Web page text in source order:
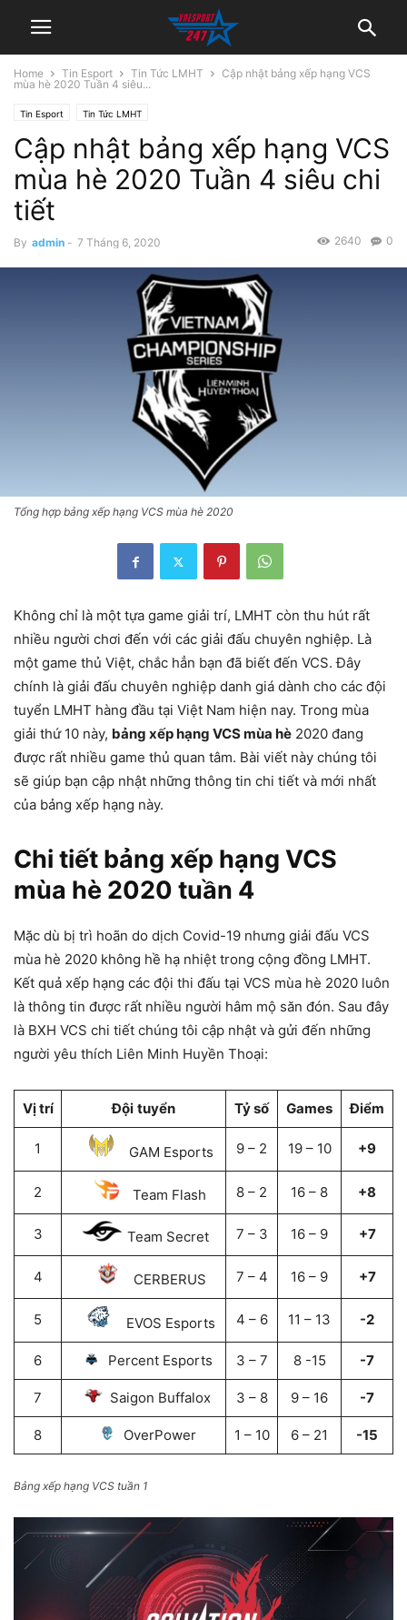
Home Tin Esport Tin Tức LMHT
Cập nhật bảng xếp hạng VCS
mùa hè 2020 Tuần 4 siêu...
Tin Esport Tin Tức LMHT
Cập nhật bảng xếp hạng VCS
mùa hè 2020 Tuần 4 siêu chi
tiết
By admin - 7 Tháng 6, 2020 0
2640
Tổng hợp bảng xếp hạng VCS mùa hè 2020
Không chỉ là một tựa game giải trí, LMHT còn thu hút rất
nhiều người chơi đến với các giải đấu chuyên nghiệp. Là
một game thủ Việt, chắc hẳn bạn đã biết đến VCS. Đây
chính là giải đấu chuyên nghiệp danh giá dành cho các đội
tuyển LMHT hàng đầu tại Việt Nam hiện nay. Trong mùa
giải thứ 10 này, bảng xếp hạng VCS mùa hè 2020 đang
được rất nhiều game thủ quan tâm. Bài viết này chúng tôi
sẽ giúp bạn cập nhật những thông tin chi tiết và mới nhất
của bảng xếp hạng này.
Chi tiết bảng xếp hạng VCS
mùa hè 2020 tuần 4
Mặc dù bị trì hoãn do dịch Covid-19 nhưng giải đấu VCS
mùa hè 2020 không hề hạ nhiệt trong cộng đồng LMHT.
Kết quả xếp hạng các đội thi đấu tại VCS mùa hè 2020 luôn
là thông tin được rất nhiều người hâm mộ săn đón. Sau đây
là BXH VCS chi tiết chúng tôi cập nhật và gửi đến những
người yêu thích Liên Minh Huyền Thoại:
Vị trí Đội tuyển Tỷ số Games Điểm
1 GAM Esports 9 – 2 19 – 10 +9
2 Team Flash 8 – 2 16 – 8 +8
3 Team Secret 7 – 3 16 – 9 +7
4 CERBERUS 7 – 4 16 – 9 +7
5 EVOS Esports 4 – 6 11 – 13 -2
6 Percent Esports 3 – 7 8 -15 -7
7 Saigon Buffalox 3 – 8 9 – 16 -7
8 OverPower 1 – 10 6 – 21 -15
Bảng xếp hạng VCS tuần 1